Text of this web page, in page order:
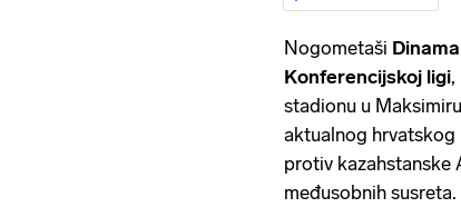
Nogometaši Dinama
Konferencijskoj ligi,
stadionu u
aktualnog
protiv kazahstanske
međusobnih susreta.